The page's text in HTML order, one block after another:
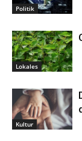
Politik
Lokales
Kultur